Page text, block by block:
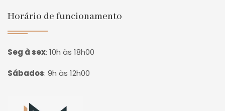
Horário de funcionamento
Seg à sex: 10h às 18h00
Sábados: 9h às 12h00
Página inicial